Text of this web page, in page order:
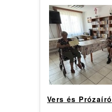
Vers és